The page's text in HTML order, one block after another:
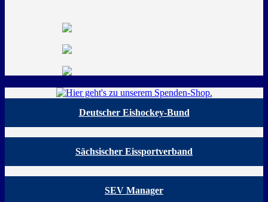
Deutscher Eishockey-Bund
Sächsischer Eissportverband
SEV Manager